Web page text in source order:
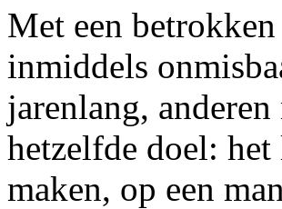
Met een
inmiddels
jarenlang,
hetzelfde doel:
maken, op een